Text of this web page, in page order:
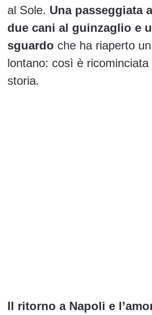
al Sole. Una passeggiata
due cani al guinzaglio e
sguardo che ha riaperto
lontano: così è ricominciata
storia.
Il ritorno a Napoli e